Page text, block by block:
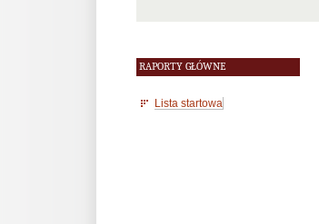
RAPORTY GŁÓWNE
Lista startowa